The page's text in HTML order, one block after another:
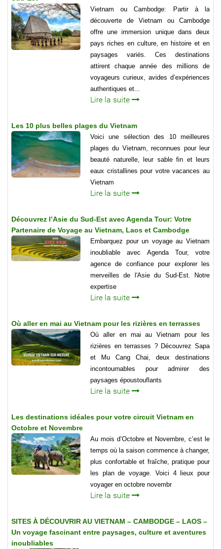
Vietnam ou Cambodge: Partir à la
découverte de Vietnam ou Cambodge
offre une immersion unique dans deux
pays riches en culture, en histoire et en
paysages variés. Ces destinations
attirent chaque année des millions de
voyageurs curieux, avides d’expériences
authentiques et...
Lire la suite
Les 10 plus belles plages du Vietnam
Voici une sélection des 10 meilleures
plages du Vietnam, reconnues pour leur
beauté naturelle, leur sable fin et leurs
eaux cristallines pour votre vacances au
Vietnam
Lire la suite
Découvrez l’Asie du Sud-Est avec Agenda Tour: Votre
Partenaire de Voyage au Vietnam, Laos et Cambodge
Embarquez pour un voyage au Vietnam
inoubliable avec Agenda Tour, votre
agence de confiance pour explorer les
merveilles de l'Asie du Sud-Est. Notre
expertise
Lire la suite
Où aller en mai au Vietnam pour les rizières en terrasses
Où aller en mai au Vietnam pour les
rizières en terrasses ? Découvrez Sapa
et Mu Cang Chai, deux destinations
incontournables pour admirer des
paysages époustouflants
Lire la suite
Les destinations idéales pour votre circuit Vietnam en
Octobre et Novembre
Au mois d’Octobre et Novembre, c’est le
temps où la saison commence à changer,
plus confortable et fraîche, pratique pour
les plan de voyage. Voici 4 lieux pour
voyager en octobre novembr
Lire la suite
SITES À DÉCOUVRIR AU VIETNAM – CAMBODGE – LAOS –
Un voyage fascinant entre paysages, culture et aventures
inoubliables